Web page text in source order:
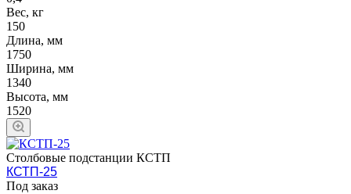
Вес, кг
150
Длина, мм
1750
Ширина, мм
1340
Высота, мм
1520
Столбовые подстанции КСТП
КСТП-25
Под заказ